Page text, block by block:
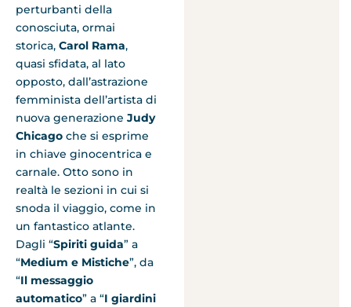
perturbanti della
conosciuta, ormai
storica, Carol Rama,
quasi sfidata, al lato
opposto, dall’astrazione
femminista dell’artista di
nuova generazione Judy
Chicago che si esprime
in chiave ginocentrica e
carnale. Otto sono in
realtà le sezioni in cui si
snoda il viaggio, come in
un fantastico atlante.
Dagli “Spiriti guida” a
“Medium e Mistiche”, da
“Il messaggio
automatico” a “I giardini